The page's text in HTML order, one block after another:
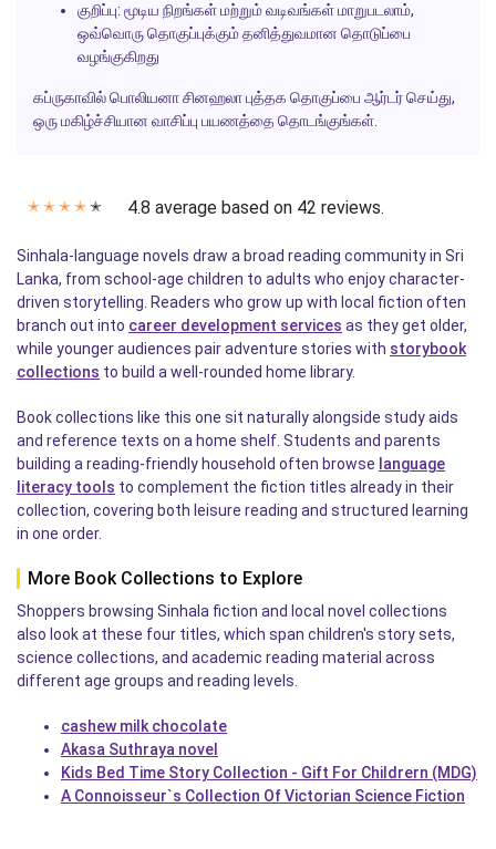
குறிப்பு: மூடிய நிறங்கள் மற்றும் வடிவங்கள் மாறுபடலாம்,
ஒவ்வொரு தொகுப்புக்கும் தனித்துவமான தொடுப்பை
வழங்குகிறது
கப்ருகாவில் பொலியனா சினஹலா புத்தக தொகுப்பை ஆர்டர் செய்து,
ஒரு மகிழ்ச்சியான வாசிப்பு பயணத்தை தொடங்குங்கள்.
✭ ✭ ✭ ✭ ✭ 4.8 average based on 42 reviews.
Sinhala-language novels draw a broad reading community in Sri
Lanka, from school-age children to adults who enjoy character-
driven storytelling. Readers who grow up with local fiction often
branch out into career development services as they get older,
while younger audiences pair adventure stories with storybook
collections to build a well-rounded home library.
Book collections like this one sit naturally alongside study aids
and reference texts on a home shelf. Students and parents
building a reading-friendly household often browse language
literacy tools to complement the fiction titles already in their
collection, covering both leisure reading and structured learning
in one order.
More Book Collections to Explore
Shoppers browsing Sinhala fiction and local novel collections
also look at these four titles, which span children's story sets,
science collections, and academic reading material across
different age groups and reading levels.
cashew milk chocolate
Akasa Suthraya novel
Kids Bed Time Story Collection - Gift For Childrern (MDG)
A Connoisseur`s Collection Of Victorian Science Fiction